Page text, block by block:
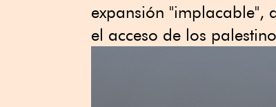
expansión "implacable",
el acceso de los